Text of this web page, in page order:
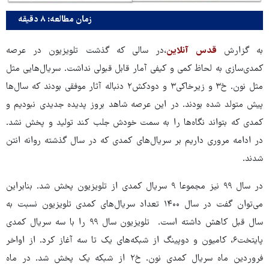
زمان مطالعه: ۸ دقیقه
به گزارش قدس آنلاین،در سالی که گذشت تلویزیون در عرصه
کمدی‌سازی به لحاظ کمی و کیفی آمار قابل قبولی نداشت. سریال‌هایی مثل
مثل نون. خ۳ و زیرخاکی۳ و دودکش۲ دنباله آثار موفقی بودند که سال‌ها
پیش متولد شده بودند. در این عرصه شاهد بروز پدیده جدیدی نبودیم و
کمدی که بتواند نگاه‌ها را به سمت خودش جلب کند تولید و پخش نشد.
در ادامه مروری داریم بر سریال‌های کمدی که در سال گذشته روانه انتن
شدند.
در سال ۹۹ نیز مجموعا ۹ سریال کمدی از تلویزیون پخش شد. بنابراین
می‌توان گفت در سال ۱۴۰۰ تعداد سریال‌های کمدی تلویزیون نسبت به
سال قبل کاهش داشته است. تلویزیون سال ۹۹ را با سه سریال کمدی
پایتخت۶، کامیون و دوپینگ از شبکه‌های یک تا سه آغاز کرد. از اواخر
فروردین ماه سریال کمدی نون. خ۲ از شبکه یک پخش شد. در ماه